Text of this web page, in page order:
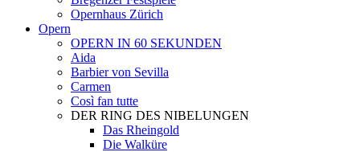
Opernhaus Zürich
Opern
OPERN IN 60 SEKUNDEN
Aida
Barbier von Sevilla
Carmen
Così fan tutte
DER RING DES NIBELUNGEN
Das Rheingold
Die Walküre